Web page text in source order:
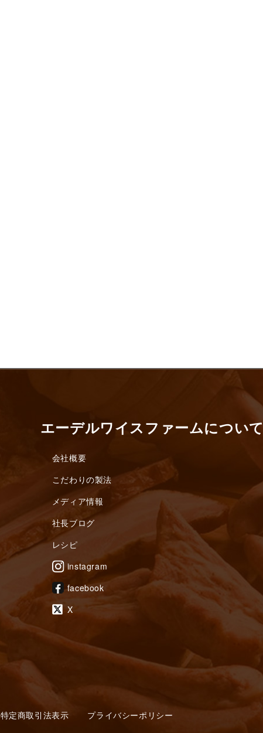
エーデルワイスファームについて
会社概要
こだわりの製法
メディア情報
社長ブログ
レシピ
instagram
facebook
X
特定商取引法表示 プライバシーポリシー